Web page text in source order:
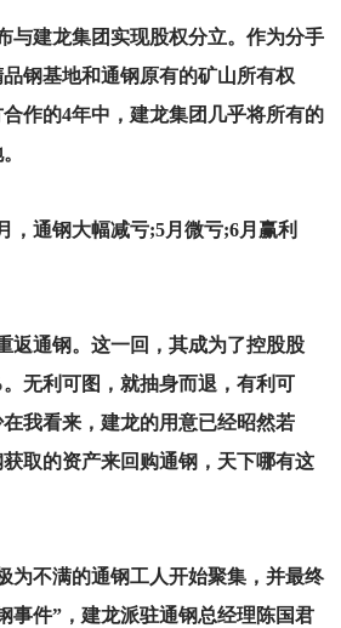
与建龙集团实现股权分立。作为分手
钢基地和通钢原有的矿山所有权
作的4年中，建龙集团几乎将所有的
，通钢大幅减亏;5月微亏;6月赢利
返通钢。这一回，其成为了控股股
无利可图，就抽身而退，有利可
我看来，建龙的用意已经昭然若
取的资产来回购通钢，天下哪有这
为不满的通钢工人开始聚集，并最终
事件”，建龙派驻通钢总经理陈国君